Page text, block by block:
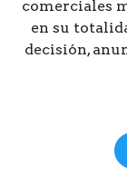
comerciales
en su
decisión,